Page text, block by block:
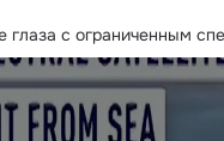
глаза с ограниченным